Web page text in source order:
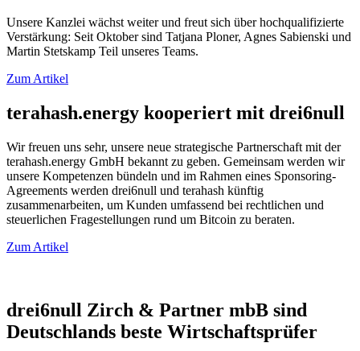
Unsere Kanzlei wächst weiter und freut sich über hochqualifizierte
Verstärkung: Seit Oktober sind Tatjana Ploner, Agnes Sabienski und
Martin Stetskamp Teil unseres Teams.
Zum Artikel
terahash.energy kooperiert mit drei6null
Wir freuen uns sehr, unsere neue strategische Partnerschaft mit der
terahash.energy GmbH bekannt zu geben. Gemeinsam werden wir
unsere Kompetenzen bündeln und im Rahmen eines Sponsoring-
Agreements werden drei6null und terahash künftig
zusammenarbeiten, um Kunden umfassend bei rechtlichen und
steuerlichen Fragestellungen rund um Bitcoin zu beraten.
Zum Artikel
drei6null Zirch & Partner mbB sind
Deutschlands beste Wirtschaftsprüfer